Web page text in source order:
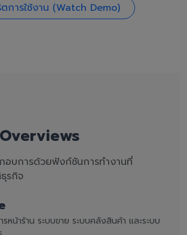
การใช้งาน (Watch Demo)
Overviews
อบการด้วยฟังก์ชันการทำงานที่
รกิจ
รหน้าร้าน ระบบขาย ระบบคลังสินค้า และระบบ